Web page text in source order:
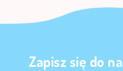
Zapisz się do